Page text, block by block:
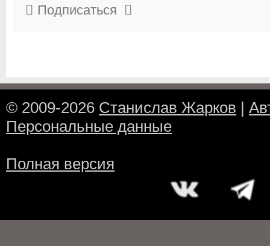
Подписаться
© 2009-2026 Станислав Жарков |
Персональные данные
Полная версия